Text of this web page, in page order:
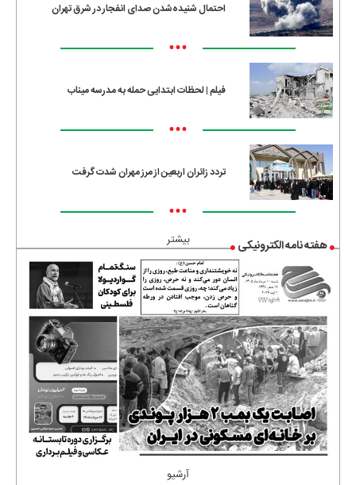
احتمال شنیده‌شدن صدای انفجار در شرق تهران
•••
فیلم | لحظات ابتدایی حمله به مدرسه میناب
•••
تردد زائران اربعین از مرز مهران شدت گرفت
•••
بیشتر هفته نامه الکترونیکی
آرشیو